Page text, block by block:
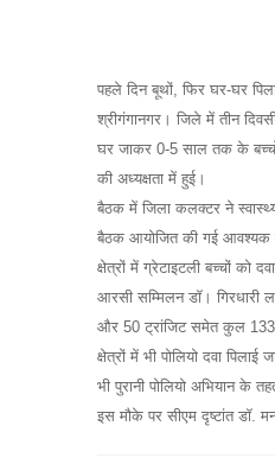
पहले दिन बूथों, फिर घर-घर
श्रीगंगानगर। जिले में तीन
घर जाकर 0-5 साल तक के बच्चों
की अध्यक्षता में हुई।
बैठक में जिला कलक्टर ने
बैठक आयोजित की गई आवश्यक
क्षेत्रों में ग्रेटाइटली बच्चों को
आरसी सम्मिलन डॉ। गिरधारी
और 50 ट्रांजिट समेत कुल 1335
क्षेत्रों में भी पोलियो दवा पिलाई
भी पुरानी पोलियो अभियान के
इस मौके पर सीएम दृष्टांत डॉ.